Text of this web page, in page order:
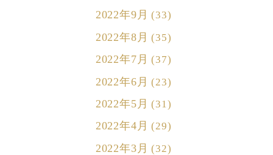
2022年9月 (33)
2022年8月 (35)
2022年7月 (37)
2022年6月 (23)
2022年5月 (31)
2022年4月 (29)
2022年3月 (32)